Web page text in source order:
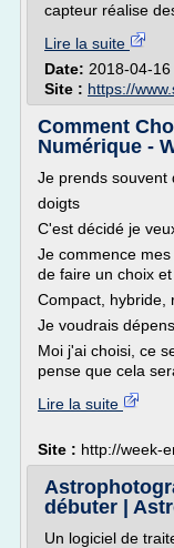
capteur réalise
Lire la suite
Date: 2018-04-
Site : https://
Comment
Numérique -
Je prends souvent
doigts
C'est décidé je
Je commence
de faire un choix
Compact, hybride,
Je voudrais
Moi j'ai choisi, ce
pense que cela
Lire la suite
Site : http://week-
débuter |
Un logiciel de